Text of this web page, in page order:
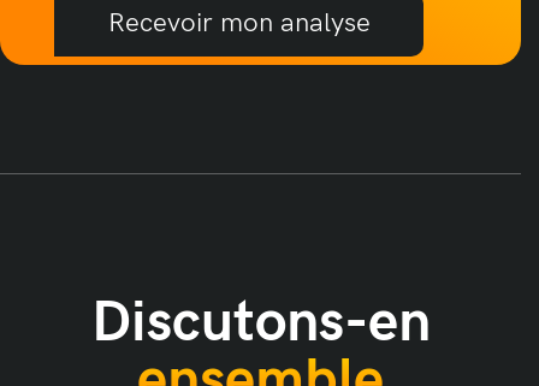
Recevoir mon analyse
Discutons-en